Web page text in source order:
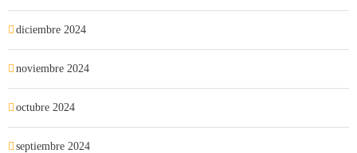
diciembre 2024
noviembre 2024
octubre 2024
septiembre 2024